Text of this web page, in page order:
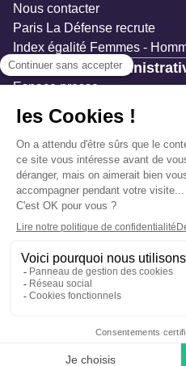
Nous contacter
Paris La Défense recrute
Index égalité Femmes -
Ressources
Espace presse
Documentation
Marchés publics
Appels à projets & avis
Mesures de publicité
Concertations et enquêtes
Précautions et sécurité
Plan de gestion des risques
Mentions légales
Données personnelles
Gestion des cookies